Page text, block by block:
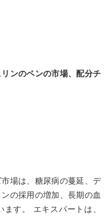
ンのペンの市場、配分チ
場は、糖尿病の蔓延、デ
の採用の増加、長期の血
す。 エキスパートは、